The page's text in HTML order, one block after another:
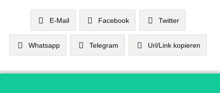
E-Mail Facebook Twitter
Whatsapp Telegram Url/Link kopieren